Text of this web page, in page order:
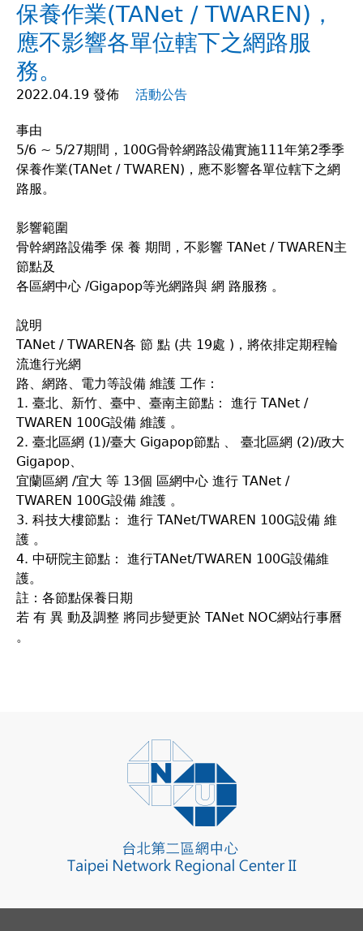
保養作業(TANet / TWAREN)，
應不影響各單位轄下之網路服
務。
2022.04.19 發佈 活動公告
事由
5/6 ~ 5/27期間，100G骨幹網路設備實施111年第2季季
保養作業(TANet / TWAREN)，應不影響各單位轄下之網
路服。
影響範圍
骨幹網路設備季 保 養 期間，不影響 TANet / TWAREN主
節點及
各區網中心 /Gigapop等光網路與 網 路服務 。
說明
TANet / TWAREN各 節 點 (共 19處 )，將依排定期程輪
流進行光網
路、網路、電力等設備 維護 工作：
1. 臺北、新竹、臺中、臺南主節點： 進行 TANet /
TWAREN 100G設備 維護 。
2. 臺北區網 (1)/臺大 Gigapop節點 、 臺北區網 (2)/政大
Gigapop、
宜蘭區網 /宜大 等 13個 區網中心 進行 TANet /
TWAREN 100G設備 維護 。
3. 科技大樓節點： 進行 TANet/TWAREN 100G設備 維
護 。
4. 中研院主節點： 進行TANet/TWAREN 100G設備維
護。
註：各節點保養日期
若 有 異 動及調整 將同步變更於 TANet NOC網站行事曆
。